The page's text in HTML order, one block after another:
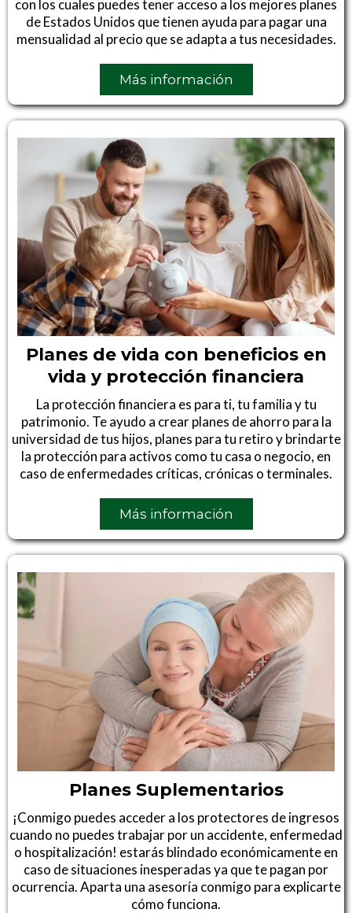
con los cuales puedes tener acceso a los mejores planes
de Estados Unidos que tienen ayuda para pagar una
mensualidad al precio que se adapta a tus necesidades.
Más información
Planes de vida con beneficios en
vida y protección financiera
La protección financiera es para ti, tu familia y tu
patrimonio. Te ayudo a crear planes de ahorro para la
universidad de tus hijos, planes para tu retiro y brindarte
la protección para activos como tu casa o negocio, en
caso de enfermedades críticas, crónicas o terminales.
Más información
Planes Suplementarios
¡Conmigo puedes acceder a los protectores de ingresos
cuando no puedes trabajar por un accidente, enfermedad
o hospitalización! estarás blindado económicamente en
caso de situaciones inesperadas ya que te pagan por
ocurrencia. Aparta una asesoría conmigo para explicarte
cómo funciona.